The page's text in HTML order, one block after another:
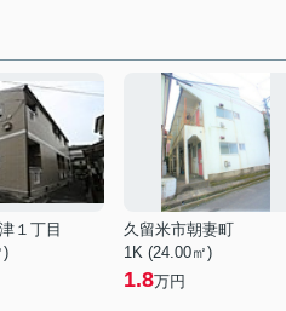
１丁目
)
久留米市朝妻町
1K (24.00㎡)
1.8万円